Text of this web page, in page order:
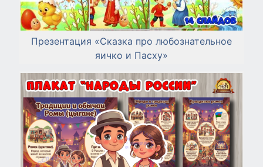
Презентация «Сказка про любознательное
яичко и Пасху»